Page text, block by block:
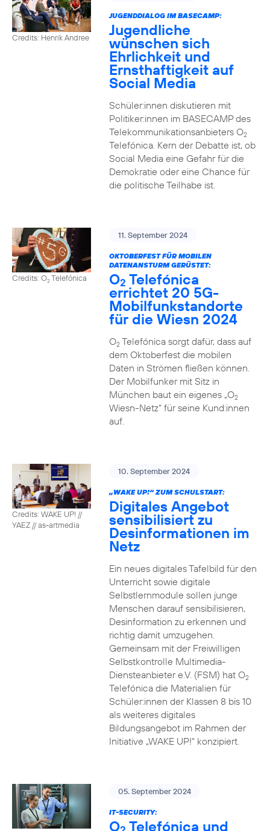
Credits: Henrik Andree
JUGENDDIALOG IM BASECAMP:
Jugendliche
wünschen sich
Ehrlichkeit und
Ernsthaftigkeit auf
Social Media
Schüler:innen diskutieren mit
Politiker:innen im BASECAMP des
Telekommunikationsanbieters O2
Telefónica. Kern der Debatte ist, ob
Social Media eine Gefahr für die
Demokratie oder eine Chance für
die politische Teilhabe ist.
Credits: O2Telefónica
11. September 2024
OKTOBERFEST FÜR MOBILEN
DATENANSTURM GERÜSTET:
O2 Telefónica
errichtet 20 5G-
Mobilfunkstandorte
für die Wiesn 2024
O2Telefónica sorgt dafür, dass auf
dem Oktoberfest die mobilen
Daten in Strömen fließen können.
Der Mobilfunker mit Sitz in
München baut ein eigenes „O2
Wiesn-Netz“ für seine Kund:innen
auf.
Credits: WAKE UP! //
YAEZ // as-artmedia
10. September 2024
„WAKE UP!“ ZUM SCHULSTART:
Digitales Angebot
sensibilisiert zu
Desinformationen im
Netz
Ein neues digitales Tafelbild für den
Unterricht sowie digitale
Selbstlernmodule sollen junge
Menschen darauf sensibilisieren,
Desinformation zu erkennen und
richtig damit umzugehen.
Gemeinsam mit der Freiwilligen
Selbstkontrolle Multimedia-
Diensteanbieter e.V. (FSM) hat O2
Telefónica die Materialien für
Schüler:innen der Klassen 8 bis 10
als weiteres digitales
Bildungsangebot im Rahmen der
Initiative „WAKE UP!“ konzipiert.
05. September 2024
IT-SECURITY:
O Telefónica und